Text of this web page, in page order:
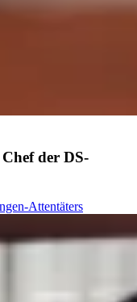
der DS-
Attentäters